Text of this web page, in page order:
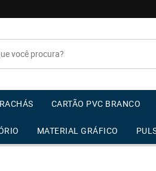
CARTÃO PVC BRANCO
MATERIAL GRÁFICO